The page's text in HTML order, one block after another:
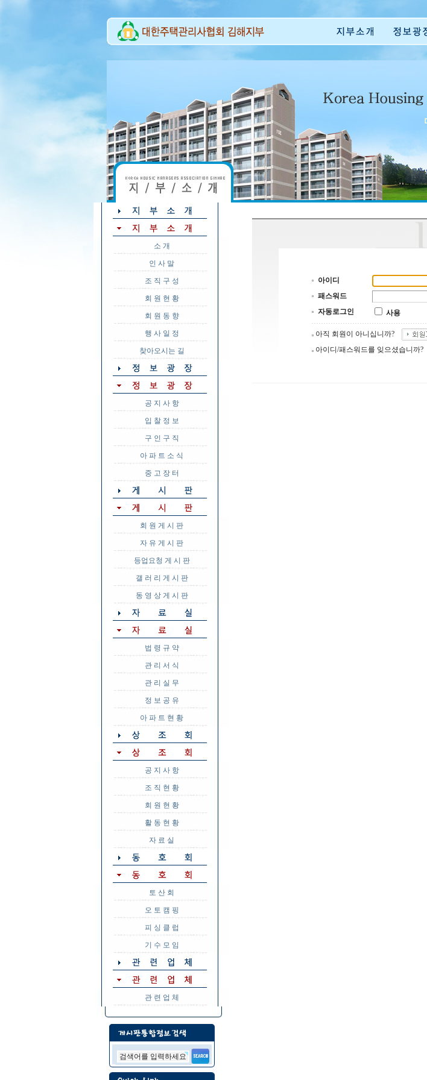
소 개
인 사 말
조 직 구 성
회 원 현 황
회 원 동 향
행 사 일 정
찾아오시는 길
공 지 사 항
입 찰 정 보
구 인 구 직
아 파 트 소 식
중 고 장 터
회 원 게 시 판
자 유 게 시 판
등업요청 게 시 판
갤 러 리 게 시 판
동 영 상 게 시 판
법 령 규 약
관 리 서 식
관 리 실 무
정 보 공 유
아 파 트 현 황
공 지 사 항
조 직 현 황
회 원 현 황
활 동 현 황
자 료 실
토 산 회
오 토 캠 핑
피 싱 클 럽
기 수 모 임
관 련 업 체
아이디
패스워드
자동로그인
사용
아직 회원이 아니십니까?
아이디/패스워드를 잊으셨습니까?